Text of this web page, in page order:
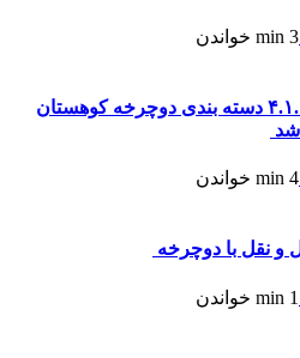
3 min
خواندن
قوانین کلی انواع مسابقات ۴.۱.۰۱ دسته بندی دوچرخه کوهستان
4 min
خواندن
و نقل با دوچرخه
1 min خواندن